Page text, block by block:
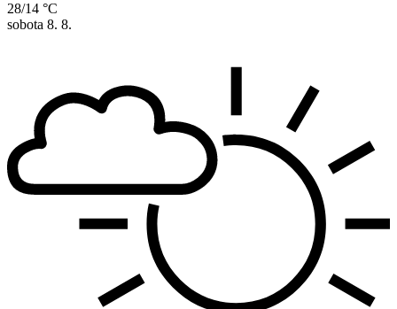
28/14 °C
sobota 8. 8.